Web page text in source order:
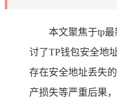
本文聚焦于tp最
讨了TP钱包安全地
存在安全地址丢失
产损失等严重后果